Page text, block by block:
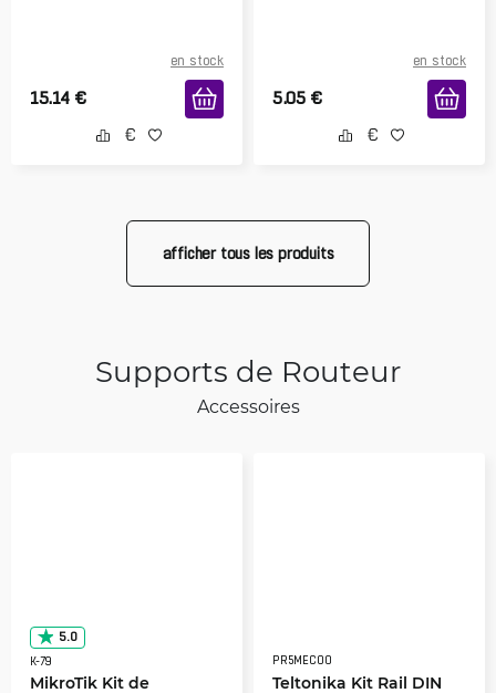
en stock
15.14 €
en stock
5.05 €
afficher tous les produits
Supports de Routeur
Accessoires
5.0
K-79
MikroTik Kit de
PR5MEC00
Teltonika Kit Rail DIN